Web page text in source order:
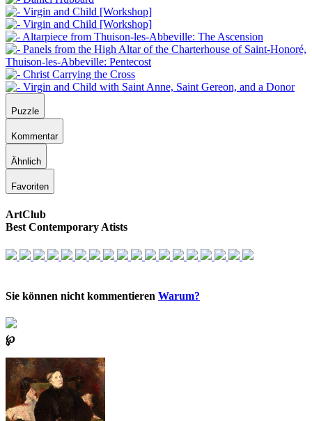
Puzzle
Kommentar
Ähnlich
Favoriten
ArtClub
Best Contemporary Atists
Sie können nicht kommentieren Warum?
℘